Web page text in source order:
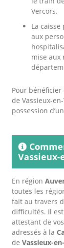
Vercors.
La
aux
mise aux
Pour bénéficier
de Vassieux-
possession
Vassieux-
En région
toutes les
fait au travers
difficultés. Il
attestant de
adressés à la
de Vassieux-